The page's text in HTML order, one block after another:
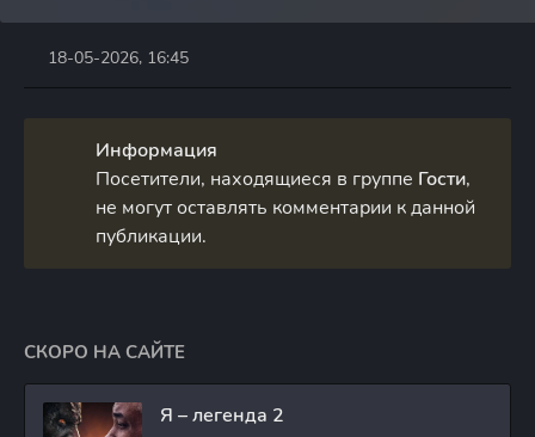
18-05-2026, 16:45
Информация
Посетители, находящиеся в группе Гости,
не могут оставлять комментарии к данной
публикации.
СКОРО НА САЙТЕ
Я – легенда 2